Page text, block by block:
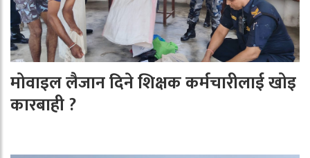
मोवाइल लैजान दिने शिक्षक कर्मचारीलाई खोइ
कारबाही ?